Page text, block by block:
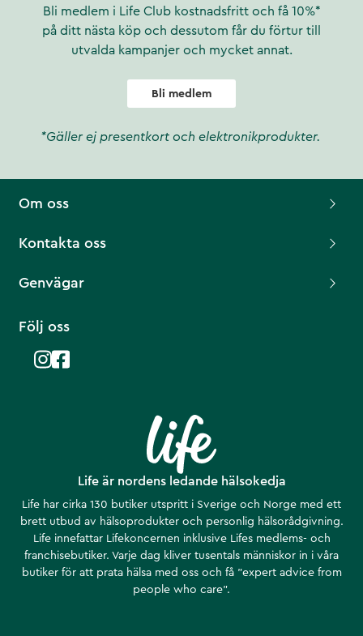
Bli medlem i Life Club kostnadsfritt och få 10%*
på ditt nästa köp och dessutom får du förtur till
utvalda kampanjer och mycket annat.
Bli medlem
*Gäller ej presentkort och elektronikprodukter.
Life är nordens ledande hälsokedja
Life har cirka 130 butiker utspritt i Sverige och Norge med ett
brett utbud av hälsoprodukter och personlig hälsorådgivning.
Life innefattar Lifekoncernen inklusive Lifes medlems- och
franchisebutiker. Varje dag kliver tusentals människor in i våra
butiker för att prata hälsa med oss och få ”expert advice from
people who care”.
Om oss
Kontakta oss
Genvägar
Följ oss